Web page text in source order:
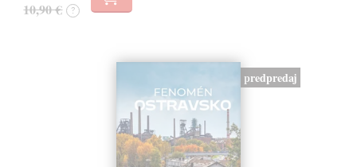
10,90 € ?
predpredaj